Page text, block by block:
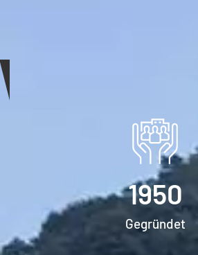
Gegründet
1950